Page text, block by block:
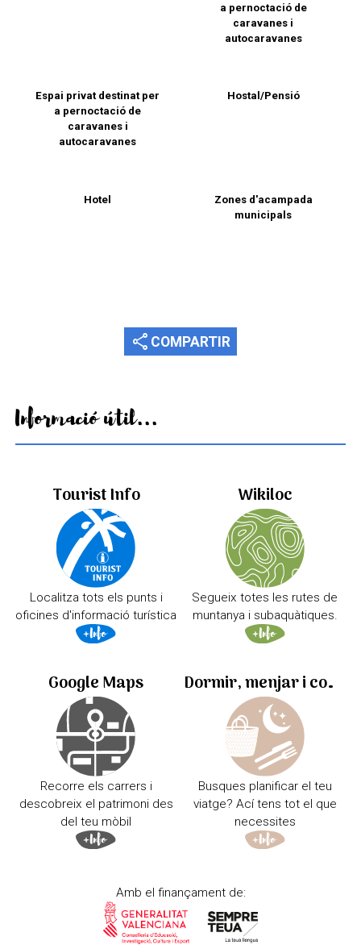
a pernoctació de
caravanes i
autocaravanes
Espai privat destinat per
a pernoctació de
caravanes i
autocaravanes
Hostal/Pensió
Hotel
Zones d'acampada
municipals
share COMPARTIR
Informació útil...
Tourist Info
Localitza tots els punts i
oficines d'informació turística
Wikiloc
Segueix totes les rutes de
muntanya i subaquàtiques.
Google Maps
Recorre els carrers i
descobreix el patrimoni des
del teu mòbil
Dormir, menjar i comprar
Busques planificar el teu
viatge? Ací tens tot el que
necessites
Amb el finançament de: